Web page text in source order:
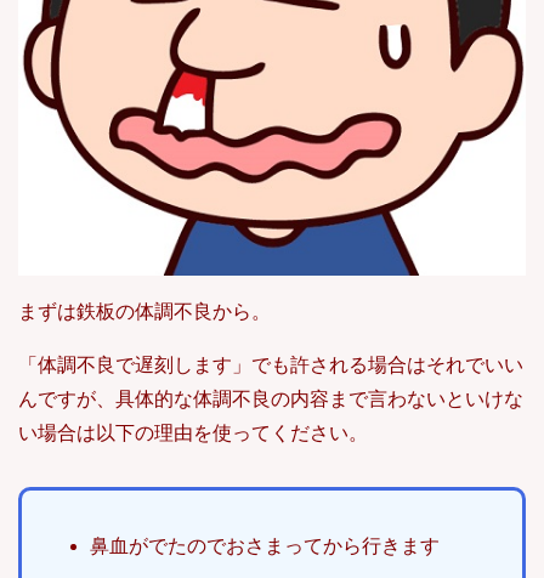
まずは鉄板の体調不良から。
「体調不良で遅刻します」でも許される場合はそれでいい
んですが、具体的な体調不良の内容まで言わないといけな
い場合は以下の理由を使ってください。
鼻血がでたのでおさまってから行きます